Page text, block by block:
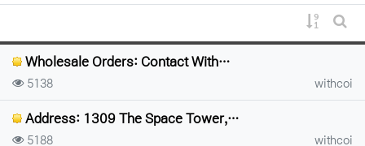
게시물
게시
Wholesale Orders: Contact With…
등록자
withcoi
조회
5138
Address: 1309 The Space Tower,…
등록자
withcoi
조회
5188